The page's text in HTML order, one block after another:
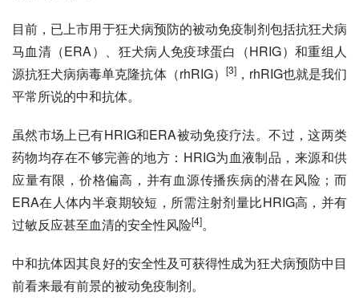
目前，已上市用于狂犬病预防的被动免疫制剂包括抗狂犬病
马血清（ERA）、狂犬病人免疫球蛋白（HRIG）和重组人
源抗狂犬病病毒单克隆抗体（rhRIG） [3]，rhRIG也就是我们
平常所说的中和抗体。
虽然市场上已有HRIG和ERA被动免疫疗法。不过，这两类
药物均存在不够完善的地方：HRIG为血液制品，来源和供
应量有限，价格偏高，并有血源传播疾病的潜在风险；而
ERA在人体内半衰期较短，所需注射剂量比HRIG高，并有
过敏反应甚至血清的安全性风险[4]。
中和抗体因其良好的安全性及可获得性成为狂犬病预防中目
前看来最有前景的被动免疫制剂。